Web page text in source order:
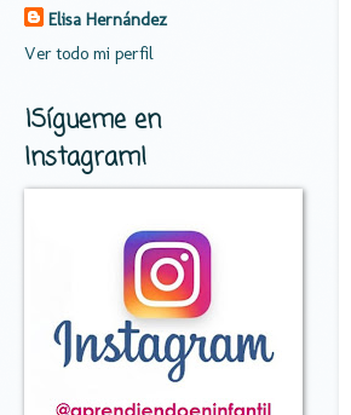
Elisa Hernández
Ver todo mi perfil
¡Sígueme en
Instagram!